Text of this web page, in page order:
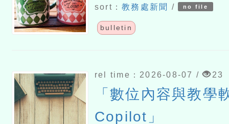
sort：教務處新聞 / no file
bulletin
rel time：2026-08-07 / 23
「數位內容與教學
Copilot」